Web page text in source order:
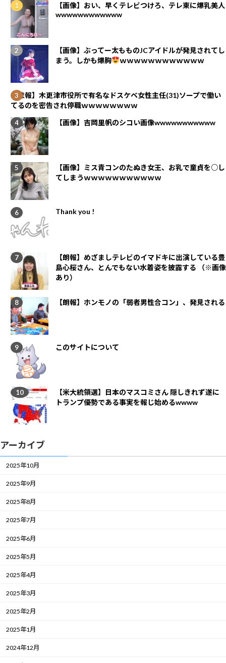
【画像】おい、早くテレビつけろ、テレ東に爆乳美人
wwwwwwwwwwww
【画像】ぶってー太もものJCアイドルが発見されてし
まう。しかも爆胸
ｗｗｗｗｗｗｗｗｗｗｗｗ
【悲報】木更津市役所で有名なドスケベ女性主任(31)ソープで働い
てるのを密告され停職ｗｗｗｗｗｗｗｗ
【画像】吉岡里帆のシコい画像wwwwwwwwwww
【画像】ミス青コンのたぬき女王、お乳で童貞を○し
てしまうｗｗｗｗｗｗｗｗｗｗｗ
Thank you !
【朗報】めざましテレビのイマドキに出演している豊
島心桜さん、とんでもない水着姿を披露する （※画像
あり）
【朗報】ホンモノの「弱者男性合コン」、発見される
このサイトについて
【米大統領選】日本のマスコミさん 隠しきれず遂に
トランプ優勢である事実を報じ始めるwwww
アーカイブ
2025年10月
2025年9月
2025年8月
2025年7月
2025年6月
2025年5月
2025年4月
2025年3月
2025年2月
2025年1月
2024年12月